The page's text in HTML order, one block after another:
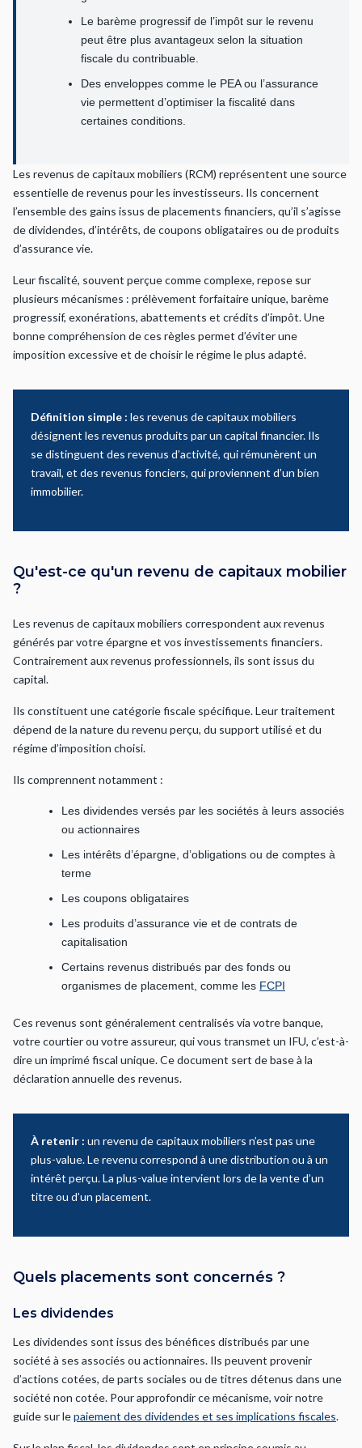
Le barème progressif de l’impôt sur le revenu
peut être plus avantageux selon la situation
fiscale du contribuable.
Des enveloppes comme le PEA ou l’assurance
vie permettent d’optimiser la fiscalité dans
certaines conditions.
Les revenus de capitaux mobiliers (RCM) représentent une source
essentielle de revenus pour les investisseurs. Ils concernent
l’ensemble des gains issus de placements financiers, qu’il s’agisse
de dividendes, d’intérêts, de coupons obligataires ou de produits
d’assurance vie.
Leur fiscalité, souvent perçue comme complexe, repose sur
plusieurs mécanismes : prélèvement forfaitaire unique, barème
progressif, exonérations, abattements et crédits d’impôt. Une
bonne compréhension de ces règles permet d’éviter une
imposition excessive et de choisir le régime le plus adapté.
Définition simple : les revenus de capitaux mobiliers
désignent les revenus produits par un capital financier. Ils
se distinguent des revenus d’activité, qui rémunèrent un
travail, et des revenus fonciers, qui proviennent d’un bien
immobilier.
Qu'est-ce qu'un revenu de capitaux mobilier
?
Les revenus de capitaux mobiliers correspondent aux revenus
générés par votre épargne et vos investissements financiers.
Contrairement aux revenus professionnels, ils sont issus du
capital.
Ils constituent une catégorie fiscale spécifique. Leur traitement
dépend de la nature du revenu perçu, du support utilisé et du
régime d’imposition choisi.
Ils comprennent notamment :
Les dividendes versés par les sociétés à leurs associés
ou actionnaires
Les intérêts d’épargne, d’obligations ou de comptes à
terme
Les coupons obligataires
Les produits d’assurance vie et de contrats de
capitalisation
Certains revenus distribués par des fonds ou
organismes de placement, comme les FCPI
Ces revenus sont généralement centralisés via votre banque,
votre courtier ou votre assureur, qui vous transmet un IFU, c’est-à-
dire un imprimé fiscal unique. Ce document sert de base à la
déclaration annuelle des revenus.
À retenir : un revenu de capitaux mobiliers n’est pas une
plus-value. Le revenu correspond à une distribution ou à un
intérêt perçu. La plus-value intervient lors de la vente d’un
titre ou d’un placement.
Quels placements sont concernés ?
Les dividendes
Les dividendes sont issus des bénéfices distribués par une
société à ses associés ou actionnaires. Ils peuvent provenir
d’actions cotées, de parts sociales ou de titres détenus dans une
société non cotée. Pour approfondir ce mécanisme, voir notre
guide sur lepaiement des dividendes et ses implications fiscales.